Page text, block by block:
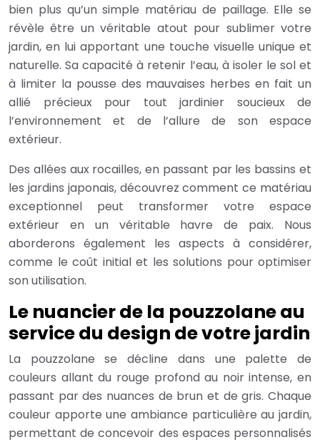
bien plus qu’un simple matériau de paillage. Elle se
révèle être un véritable atout pour sublimer votre
jardin, en lui apportant une touche visuelle unique et
naturelle. Sa capacité à retenir l’eau, à isoler le sol et
à limiter la pousse des mauvaises herbes en fait un
allié précieux pour tout jardinier soucieux de
l’environnement et de l’allure de son espace
extérieur.
Des allées aux rocailles, en passant par les bassins et
les jardins japonais, découvrez comment ce matériau
exceptionnel peut transformer votre espace
extérieur en un véritable havre de paix. Nous
aborderons également les aspects à considérer,
comme le coût initial et les solutions pour optimiser
son utilisation.
Le nuancier de la pouzzolane au
service du design de votre jardin
La pouzzolane se décline dans une palette de
couleurs allant du rouge profond au noir intense, en
passant par des nuances de brun et de gris. Chaque
couleur apporte une ambiance particulière au jardin,
permettant de concevoir des espaces personnalisés